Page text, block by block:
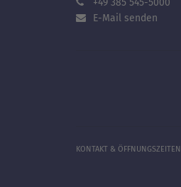
+49 385 545-5000
E-Mail senden
KONTAKT & ÖFFNUNGSZEITEN